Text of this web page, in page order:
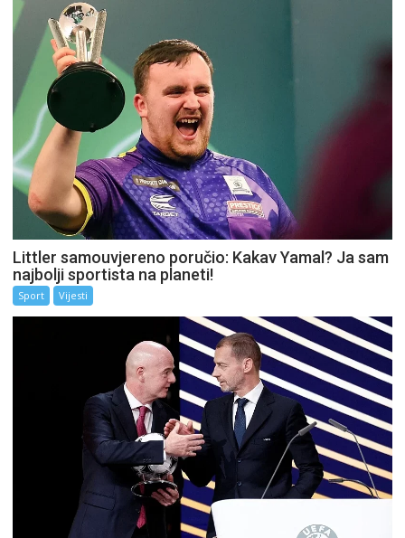
Littler samouvjereno poručio: Kakav Yamal? Ja sam
najbolji sportista na planeti!
Sport Vijesti